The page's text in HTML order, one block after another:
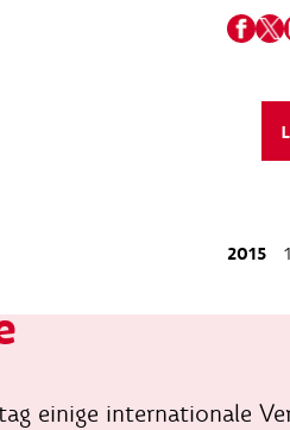
2015
einige internationale